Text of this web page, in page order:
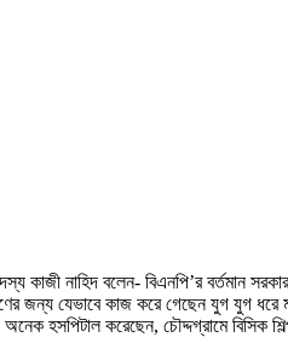
কাজী নাহিদ বলেন- বিএনপি’র
যেভাবে কাজ করে গেছেন যুগ যুগ ধরে
হসপিটাল করেছেন, চৌদ্দগ্রামে বিসিক